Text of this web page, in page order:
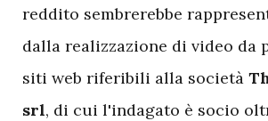
reddito sembrerebbe
dalla realizzazione di video da
siti web riferibili alla società
srl, di cui l'indagato è socio